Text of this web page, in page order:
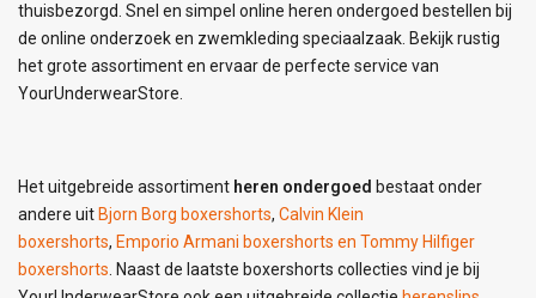
thuisbezorgd. Snel en simpel online heren ondergoed bestellen bij
de online onderzoek en zwemkleding speciaalzaak. Bekijk rustig
het grote assortiment en ervaar de perfecte service van
YourUnderwearStore.
Het uitgebreide assortiment heren ondergoed bestaat onder
andere uit Bjorn Borg boxershorts, Calvin Klein
boxershorts, Emporio Armani boxershorts en Tommy Hilfiger
boxershorts. Naast de laatste boxershorts collecties vind je bij